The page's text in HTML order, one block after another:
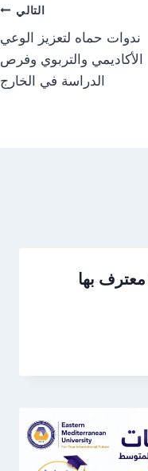
التالي
ندوات حماه لتعزيز الوعي
الأكاديمي والتربوي وفرص
الدراسة في الخارج
بها